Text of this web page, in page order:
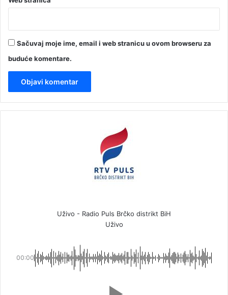
Sačuvaj moje ime, email i web stranicu u ovom browseru za
buduće komentare.
Uživo - Radio Puls Brčko distrikt BiH
Uživo
00:00